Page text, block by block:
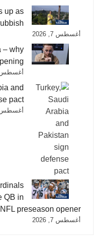
up as
أغسطس 7, 2026
– why
أغسطس 7,
and
pact
أغسطس 7,
QB in
NFL preseason opener
أغسطس 7, 2026